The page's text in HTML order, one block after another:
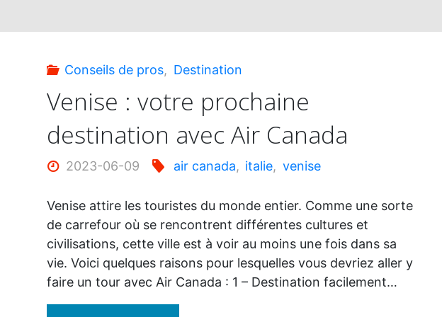
Conseils de pros, Destination
Venise : votre prochaine
destination avec Air Canada
2023-06-09 air canada, italie, venise
Venise attire les touristes du monde entier. Comme une sorte
de carrefour où se rencontrent différentes cultures et
civilisations, cette ville est à voir au moins une fois dans sa
vie. Voici quelques raisons pour lesquelles vous devriez aller y
faire un tour avec Air Canada : 1 – Destination facilement…